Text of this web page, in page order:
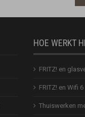
HOE WERKT
FRITZ! en
FRITZ! en Wifi 6
Thuiswerken